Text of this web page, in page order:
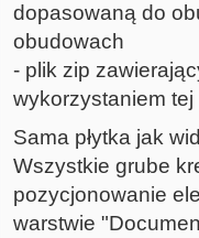
dopasowaną do
obudowach
- plik zip
wykorzystaniem
Sama płytka jak
Wszystkie grube
pozycjonowanie
warstwie